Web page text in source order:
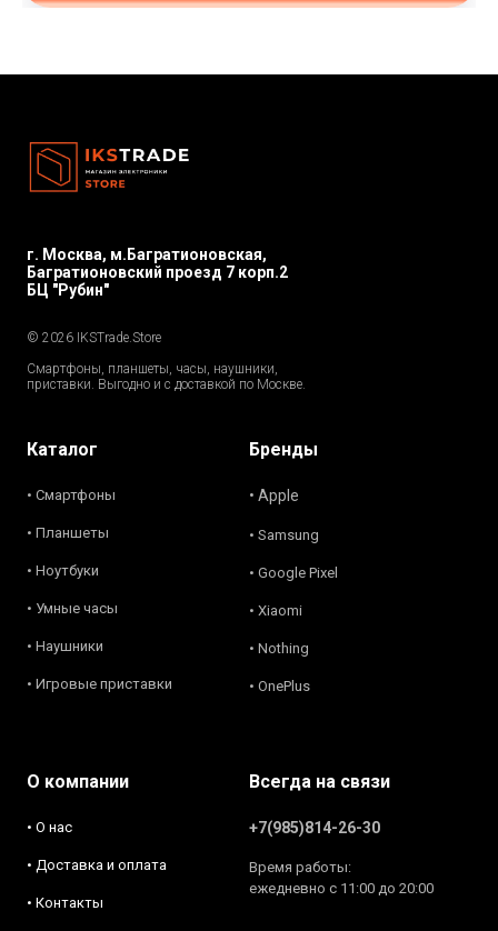
г. Москва, м.Багратионовская,
Багратионовский проезд 7 корп.2
БЦ "Рубин"
© 2026 IKSTrade.Store
Смартфоны, планшеты, часы, наушники,
приставки. Выгодно и с доставкой по Москве.
Каталог
• Смартфоны
• Планшеты
• Ноутбуки
• Умные часы
• Наушники
• Игровые приставки
Бренды
• Apple
• Samsung
• Google Pixel
• Xiaomi
• Nothing
• OnePlus
О компании
• О нас
• Доставка и оплата
• Контакты
Всегда на связи
+7(985)814-26-30
Время работы:
ежедневно с 11:00 до 20:00